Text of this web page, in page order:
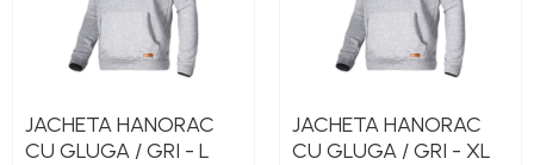
JACHETA HANORAC
CU GLUGA / GRI - L
JACHETA HANORAC
CU GLUGA / GRI - XL